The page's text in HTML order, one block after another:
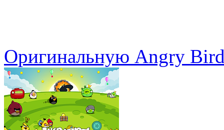
Оригинальную Angry